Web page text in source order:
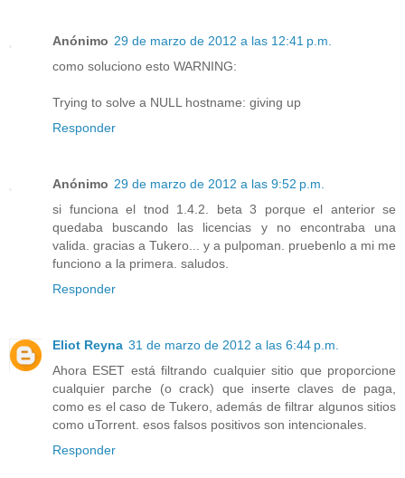
Anónimo 29 de marzo de 2012 a las 12:41 p.m.
como soluciono esto WARNING:
Trying to solve a NULL hostname: giving up
Responder
Anónimo 29 de marzo de 2012 a las 9:52 p.m.
si funciona el tnod 1.4.2. beta 3 porque el anterior se
quedaba buscando las licencias y no encontraba una
valida. gracias a Tukero... y a pulpoman. pruebenlo a mi me
funciono a la primera. saludos.
Responder
Eliot Reyna 31 de marzo de 2012 a las 6:44 p.m.
Ahora ESET está filtrando cualquier sitio que proporcione
cualquier parche (o crack) que inserte claves de paga,
como es el caso de Tukero, además de filtrar algunos sitios
como uTorrent. esos falsos positivos son intencionales.
Responder